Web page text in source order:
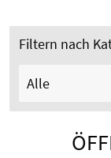
Filtern nach
Alle